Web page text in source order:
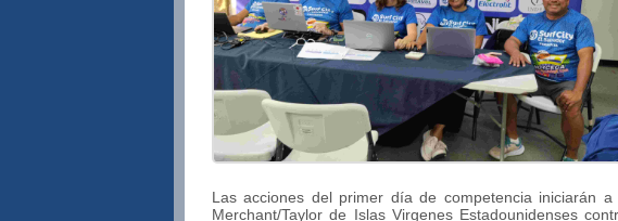
Las acciones del primer día de competencia iniciarán
Merchant/Taylor de Islas Virgenes Estadounidenses